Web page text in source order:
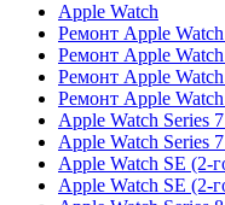
Apple Watch
Ремонт Apple Watch
Ремонт Apple Watch
Ремонт Apple Watch
Ремонт Apple Watch
Apple Watch Series
Apple Watch Series
Apple Watch SE (2-
Apple Watch SE (2-